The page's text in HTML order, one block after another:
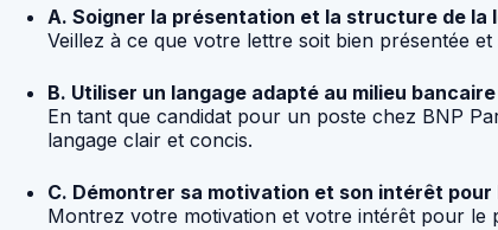
A. Soigner la présentation et la structure de la
Veillez à ce que votre lettre soit bien présentée
B. Utiliser un langage adapté au milieu bancaire
En tant que candidat pour un poste chez BNP
langage clair et concis.
C. Démontrer sa motivation et son intérêt pour
Montrez votre motivation et votre intérêt pour le